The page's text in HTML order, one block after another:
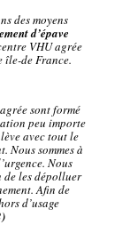
des moyens
d’épave
VHU agrée
île-de France.
sont formé
peu importe
avec tout le
Nous sommes à
Nous
de les dépolluer
Afin de
d’usage